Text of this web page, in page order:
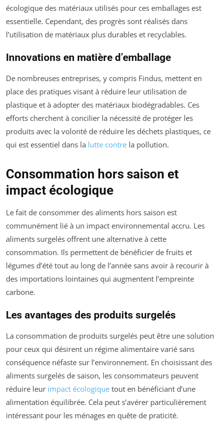
écologique des matériaux utilisés pour ces emballages est
essentielle. Cependant, des progrès sont réalisés dans
l’utilisation de matériaux plus durables et recyclables.
Innovations en matière d’emballage
De nombreuses entreprises, y compris Findus, mettent en
place des pratiques visant à réduire leur utilisation de
plastique et à adopter des matériaux biodégradables. Ces
efforts cherchent à concilier la nécessité de protéger les
produits avec la volonté de réduire les déchets plastiques, ce
qui est essentiel dans la lutte contre la pollution.
Consommation hors saison et
impact écologique
Le fait de consommer des aliments hors saison est
communément lié à un impact environnemental accru. Les
aliments surgelés offrent une alternative à cette
consommation. Ils permettent de bénéficier de fruits et
légumes d’été tout au long de l’année sans avoir à recourir à
des importations lointaines qui augmentent l’empreinte
carbone.
Les avantages des produits surgelés
La consommation de produits surgelés peut être une solution
pour ceux qui désirent un régime alimentaire varié sans
conséquence néfaste sur l’environnement. En choisissant des
aliments surgelés de saison, les consommateurs peuvent
réduire leur impact écologique tout en bénéficiant d’une
alimentation équilibrée. Cela peut s’avérer particulièrement
intéressant pour les ménages en quête de praticité.